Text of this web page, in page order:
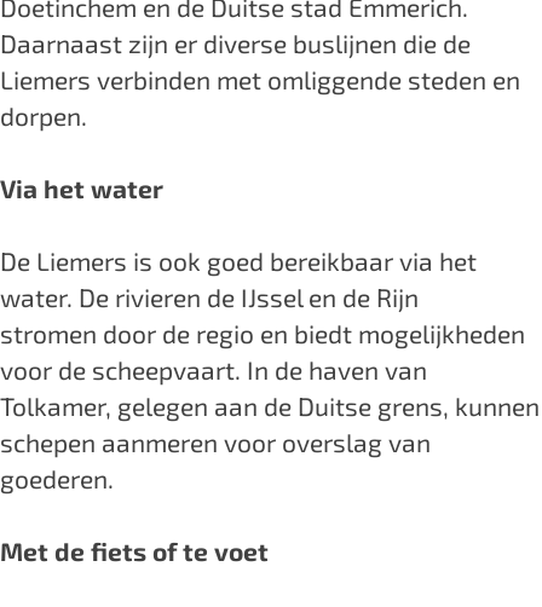
Doetinchem en de Duitse stad Emmerich.
Daarnaast zijn er diverse buslijnen die de
Liemers verbinden met omliggende steden en
dorpen.
Via het water
De Liemers is ook goed bereikbaar via het
water. De rivieren de IJssel en de Rijn
stromen door de regio en biedt mogelijkheden
voor de scheepvaart. In de haven van
Tolkamer, gelegen aan de Duitse grens, kunnen
schepen aanmeren voor overslag van
goederen.
Met de fiets of te voet